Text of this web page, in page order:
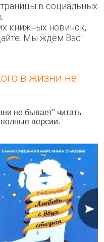
в социальных
книжных новинок,
Мы ждём Вас!
в жизни не
не бывает" читать
версии.